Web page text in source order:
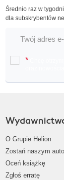
Średnio raz w
dla subskrybentów
*
O Grupie Helion
Zostań naszym
Oceń książkę
Zgłoś erratę